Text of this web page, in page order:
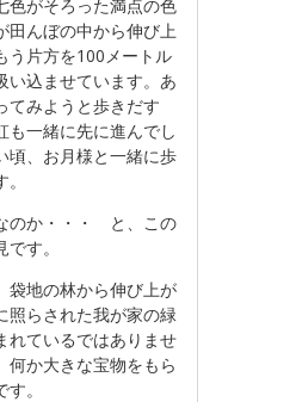
色がそろった満点の色
田んぼの中から伸び上
う片方を100メートル
い込ませています。あ
てみようと歩きだす
一緒に先に進んでし
頃、お月様と一緒に歩
のか・・・ と、この
す。
袋地の林から伸び上が
照らされた我が家の緑
れているではありませ
何か大きな宝物をもら
。